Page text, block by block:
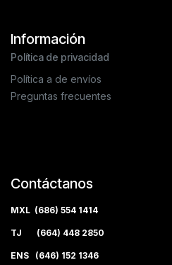
Información
Política de privacidad
Política a de envíos
Preguntas frecuentes
Contáctanos
MXL (686) 554 1414
TJ (664) 448 2850
ENS (646) 152 1346